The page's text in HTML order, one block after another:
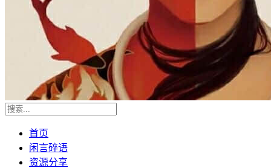
首页
闲言碎语
资源分享